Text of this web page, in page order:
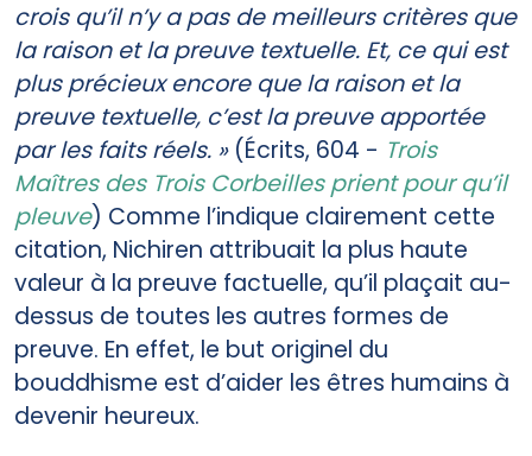
crois qu’il n’y a pas de meilleurs critères que
la raison et la preuve textuelle. Et, ce qui est
plus précieux encore que la raison et la
preuve textuelle, c’est la preuve apportée
par les faits réels. »(Écrits, 604 - Trois
Maîtres des Trois Corbeilles prient pour qu’il
pleuve) Comme l’indique clairement cette
citation, Nichiren attribuait la plus haute
valeur à la preuve factuelle, qu’il plaçait au-
dessus de toutes les autres formes de
preuve. En effet, le but originel du
bouddhisme est d’aider les êtres humains à
devenir heureux.